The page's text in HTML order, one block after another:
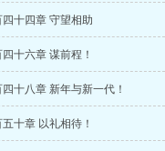
十四章 守望相助
十六章 谋前程！
十八章 新年与新一代！
十章 以礼相待！